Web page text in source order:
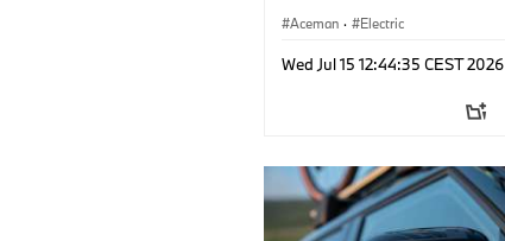
Aceman · Electric
Wed Jul 15 12:44:35 CEST 2026